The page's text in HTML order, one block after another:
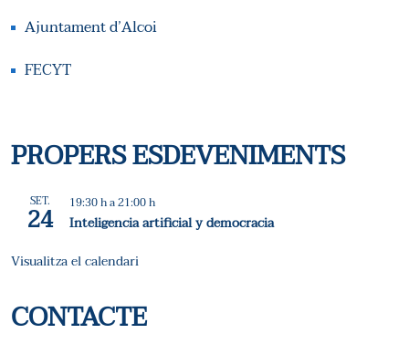
Ajuntament d’Alcoi
FECYT
PROPERS ESDEVENIMENTS
SET.
24 19:30 ha21:00 h
Inteligencia artificial y democracia
Visualitza el calendari
CONTACTE